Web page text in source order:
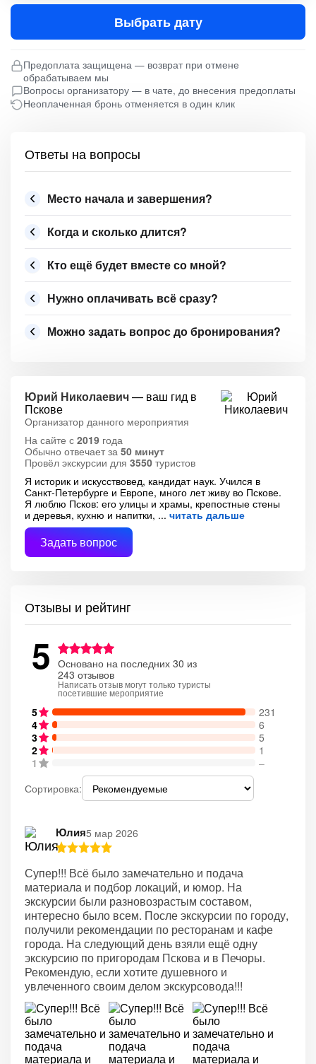
Выбрать дату
Предоплата защищена — возврат при отмене
обрабатываем мы
Вопросы организатору — в чате, до внесения предоплаты
Неоплаченная бронь отменяется в один клик
Ответы на вопросы
Место начала и завершения?
Когда и сколько длится?
Кто ещё будет вместе со мной?
Нужно оплачивать всё сразу?
Можно задать вопрос до бронирования?
Юрий Николаевич— ваш гид в
Пскове
Организатор данного мероприятия
На сайте с 2019 года
Обычно отвечает за 50 минут
Провёл экскурсии для 3550 туристов
Я историк и искусствовед, кандидат наук. Учился в
Санкт-Петербурге и Европе, много лет живу во Пскове.
Я люблю Псков: его улицы и храмы, крепостные стены
и деревья, кухню и напитки,
читать дальше
Задать вопрос
Отзывы и рейтинг
5 Основано на последних 30 из
243 отзывов
Написать отзыв могут только туристы
посетившие мероприятие
5
231
4
6
3
5
2
1
1
–
Сортировка:
Юлия5 мар 2026
Супер!!! Всё было замечательно и подача
материала и подбор локаций, и юмор. На
экскурсии были разновозрастым составом,
интересно было всем. После экскурсии по городу,
получили рекомендации по ресторанам и кафе
города. На следующий день взяли ещё одну
экскурсию по пригородам Пскова и в Печоры.
Рекомендую, если хотите душевного и
увлеченного своим делом экскурсовода!!!